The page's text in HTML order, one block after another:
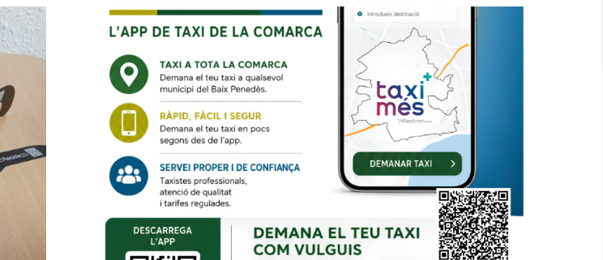
Entra En Funcionament L'Àrea Única Del Taxi Del
Baix Penedès Per Millorar La Mobilitat A Tota La
Altres
Turisme